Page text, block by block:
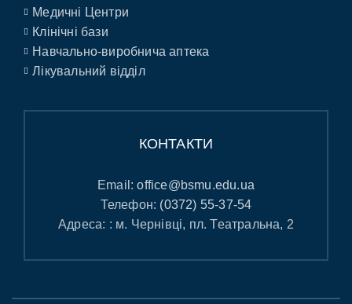
Медичні Центри
Клінічні бази
Навчально-виробнича аптека
Лікувальний відділ
КОНТАКТИ
Email:office@bsmu.edu.ua
Телефон: (0372) 55-37-54
Адреса: : м. Чернівці, пл. Театральна, 2